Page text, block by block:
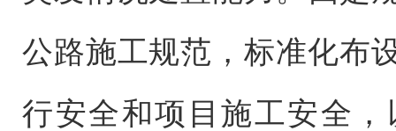
公路施工规范，标准化布
行安全和项目施工安全